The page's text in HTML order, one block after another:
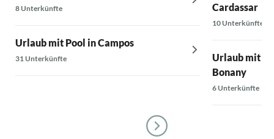
8 Unterkünfte
Urlaub mit Pool in Campos
31 Unterkünfte
Cardassar
10 Unterkünfte
Urlaub mit
Bonany
6 Unterkünfte